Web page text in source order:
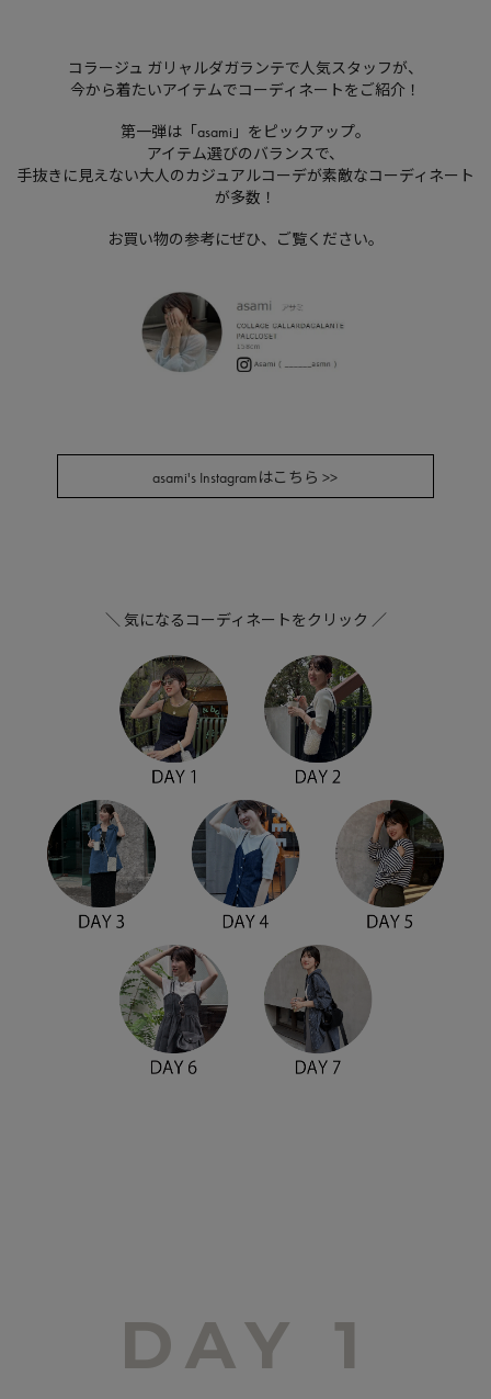
コラージュ ガリャルダガランテで人気スタッフが、
今から着たいアイテムでコーディネートをご紹介！
第一弾は「asami」をピックアップ。
アイテム選びのバランスで、
手抜きに見えない大人のカジュアルコーデが素敵なコーディネート
が多数！
お買い物の参考にぜひ、ご覧ください。
asami's Instagramはこちら >>
＼ 気になるコーディネートをクリック ／
DAY 1